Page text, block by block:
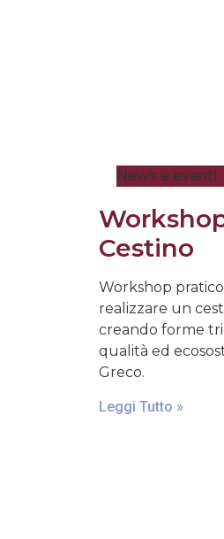
News e eventi
Cestino
Workshop
realizzare un
creando forme
qualità ed
Greco.
Leggi Tutto »